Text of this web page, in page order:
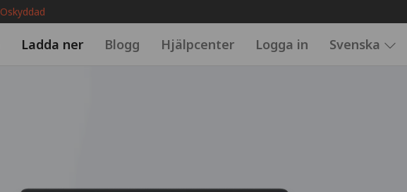
Oskyddad
Ladda ner Blogg Hjälpcenter Logga in Svenska